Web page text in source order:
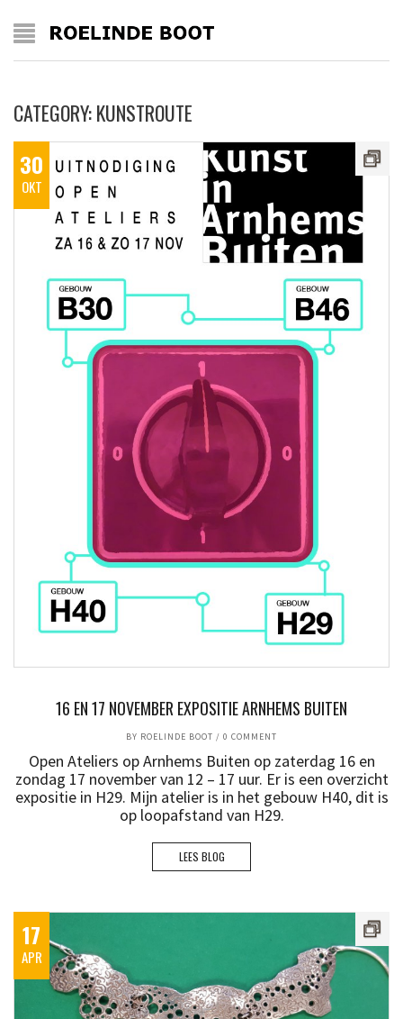
CATEGORY: KUNSTROUTE
30
OKT
16 EN 17 NOVEMBER EXPOSITIE ARNHEMS BUITEN
BY ROELINDE BOOT / 0 COMMENT
Open Ateliers op Arnhems Buiten op zaterdag 16 en
zondag 17 november van 12 – 17 uur. Er is een overzicht
expositie in H29. Mijn atelier is in het gebouw H40, dit is
op loopafstand van H29.
LEES BLOG
17
APR